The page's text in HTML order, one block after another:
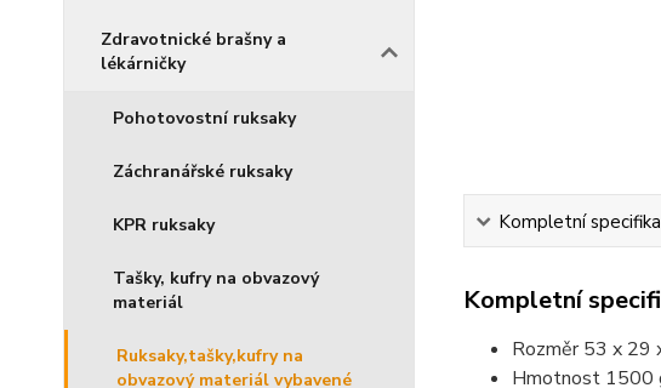
Zdravotnické brašny a
lékárničky
Pohotovostní ruksaky
Záchranářské ruksaky
KPR ruksaky
Tašky, kufry na obvazový
materiál
Ruksaky,tašky,kufry na
obvazový materiál vybavené
Kompletní
Kompletní
Rozměr 53 x 29
Hmotnost 1500